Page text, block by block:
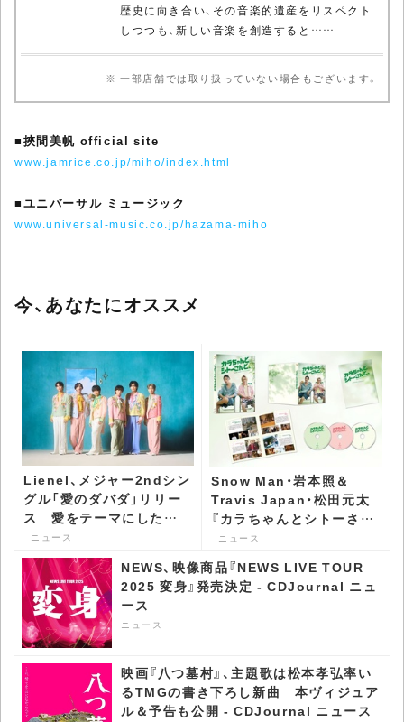
歴史に向き合い、その音楽的遺産をリスペクト
しつつも、新しい音楽を創造すると……
※ 一部店舗では取り扱っていない場合もございます。
■挾間美帆 official site
www.jamrice.co.jp/miho/index.html
■ユニバーサル ミュージック
www.universal-music.co.jp/hazama-miho
今、あなたにオススメ
Lienel、メジャー2ndシン
グル「愛のダバダ」リリー
ス 愛をテーマにした情
熱のアイドル歌謡 -
CDJournal ニュース
ニュース
Snow Man・岩本照＆
Travis Japan・松田元太
『カラちゃんとシトーさん
と、』、パッケージ詳細公開
ニュース
NEWS、映像商品『NEWS LIVE TOUR
2025 変身』発売決定 - CDJournal ニュ
ース
ニュース
映画『八つ墓村』、主題歌は松本孝弘率い
るTMGの書き下ろし新曲 本ヴィジュア
ル＆予告も公開 - CDJournal ニュース